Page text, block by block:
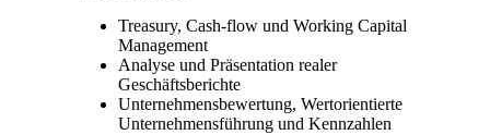
Treasury, Cash-flow und Working Capital
Management
Analyse und Präsentation realer
Geschäftsberichte
Unternehmensbewertung, Wertorientierte
Unternehmensführung und Kennzahlen